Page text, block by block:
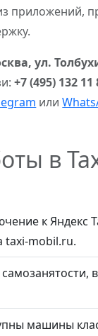
приложений,
ул.
+7 (495) 132 11
или
в
к Яндекс
taxi-mobil.ru.
машины